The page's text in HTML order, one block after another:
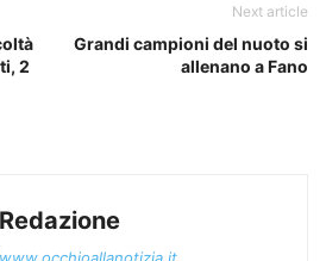
2
Next article
Grandi campioni del nuoto si
allenano a Fano
Redazione